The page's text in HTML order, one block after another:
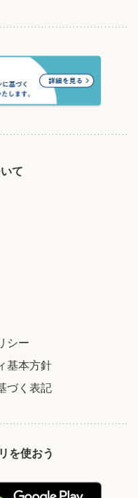
て
シー
基本方針
づく表記
を使おう